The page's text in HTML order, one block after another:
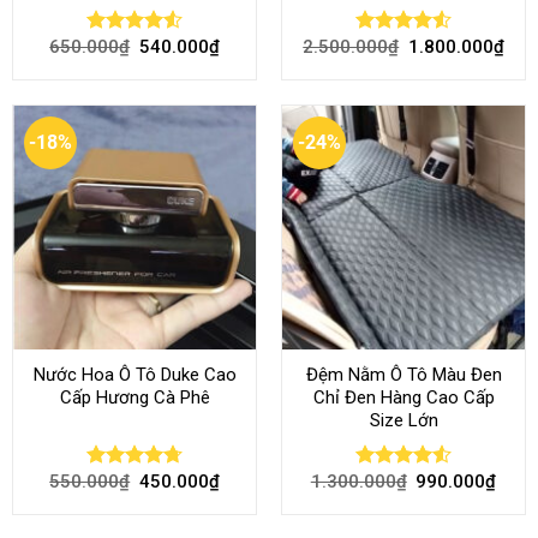
Rated4.51
650.000₫ 540.000₫ Rated 4.51
2.500.000₫ 1.800.000₫
-18%
Nước Hoa Ô Tô Duke Cao
Cấp Hương Cà Phê
Rated4.70
550.000₫ 450.000₫
-24%
Đệm Nằm Ô Tô Màu Đen
Chỉ Đen Hàng Cao Cấp
Size Lớn
Rated 4.54
1.300.000₫ 990.000₫